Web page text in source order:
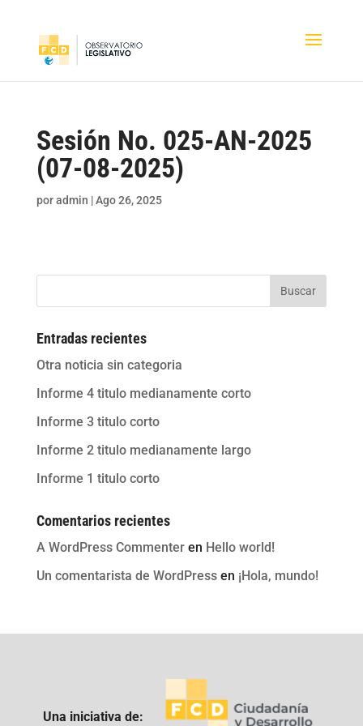
Sesión No. 025-AN-2025
(07-08-2025)
poradmin |Ago 26, 2025
Buscar
Entradas recientes
Otra noticia sin categoria
Informe 4 titulo medianamente corto
Informe 3 titulo corto
Informe 2 titulo medianamente largo
Informe 1 titulo corto
Comentarios recientes
A WordPress Commenteren Hello world!
Un comentarista de WordPressen ¡Hola, mundo!
Una iniciativa de: